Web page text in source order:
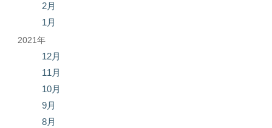
2月
1月
2021年
12月
11月
10月
9月
8月